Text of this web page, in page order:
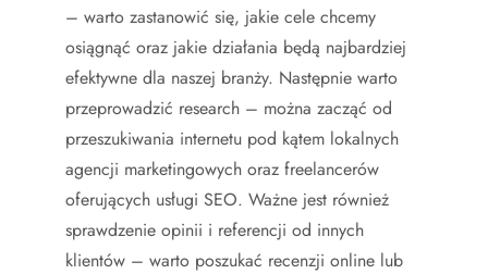
– warto zastanowić się, jakie cele chcemy
osiągnąć oraz jakie działania będą najbardziej
efektywne dla naszej branży. Następnie warto
przeprowadzić research – można zacząć od
przeszukiwania internetu pod kątem lokalnych
agencji marketingowych oraz freelancerów
oferujących usługi SEO. Ważne jest również
sprawdzenie opinii i referencji od innych
klientów – warto poszukać recenzji online lub